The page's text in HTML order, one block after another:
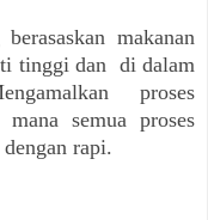
makanan
tinggi dan di dalam
proses
semua proses
rapi.